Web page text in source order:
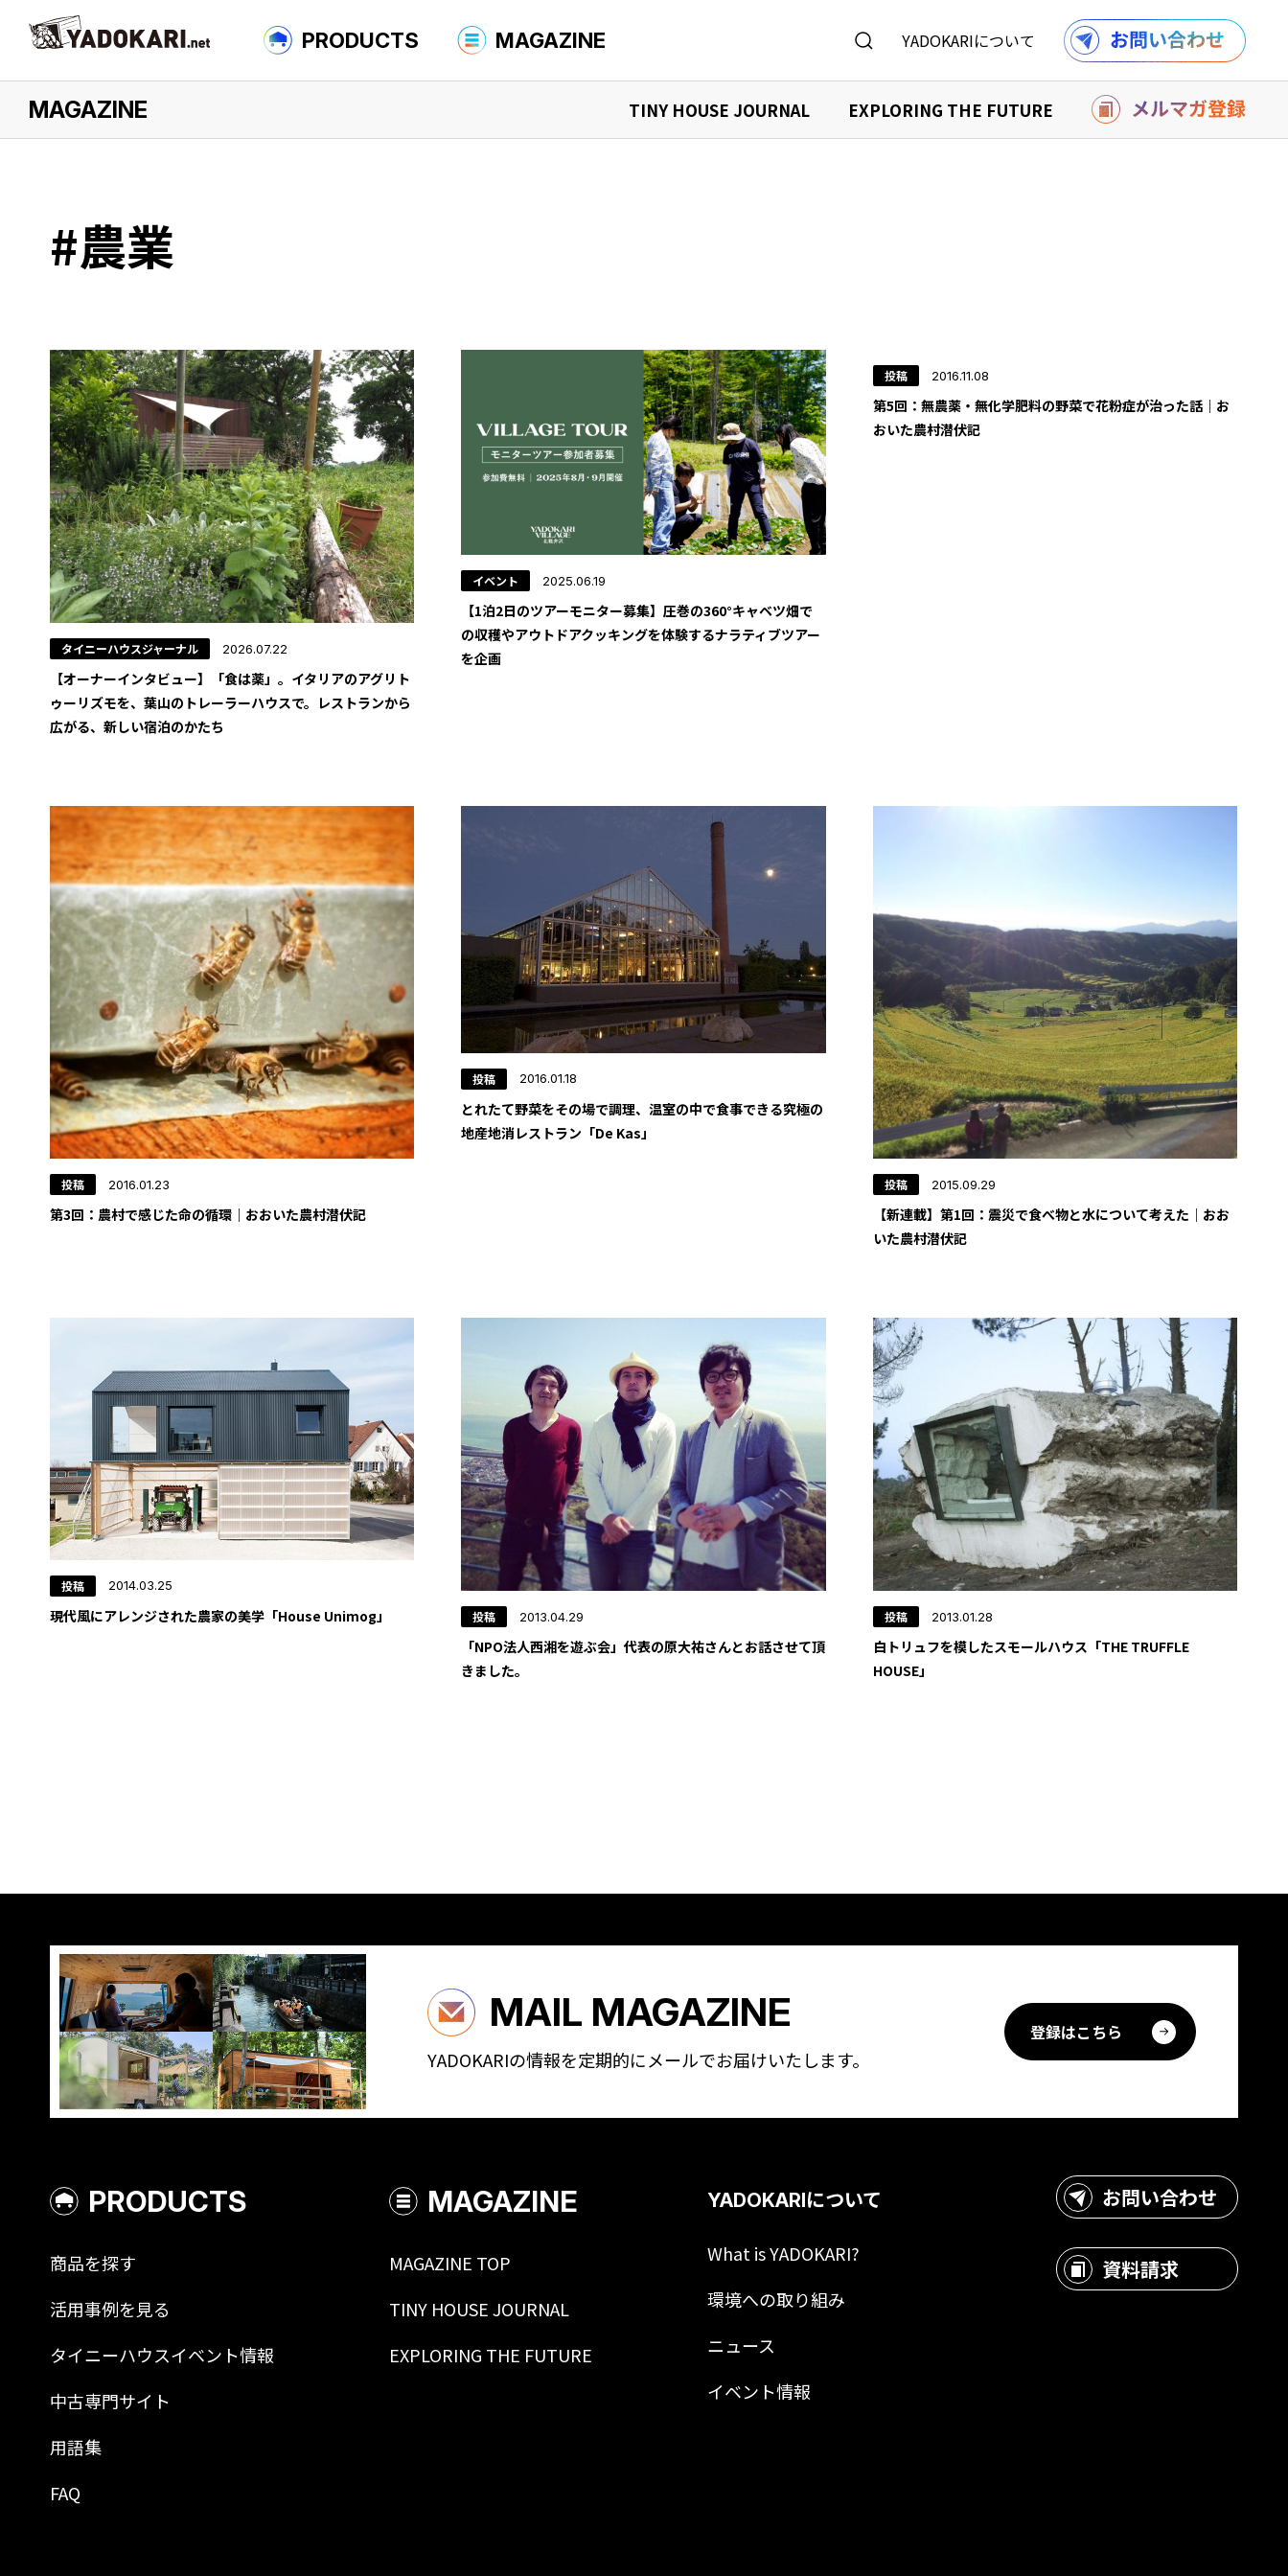
PRODUCTS MAGAZINE YADOKARIについて
MAGAZINE TINY HOUSE JOURNAL EXPLORING THE FUTURE
#農業
タイニーハウスジャーナル 2026.07.22
【オーナーインタビュー】「食は薬」。イタリアのアグリト
ゥーリズモを、葉山のトレーラーハウスで。レストランから
広がる、新しい宿泊のかたち
イベント 2025.06.19
【1泊2日のツアーモニター募集】圧巻の360°キャベツ畑で
の収穫やアウトドアクッキングを体験するナラティブツアー
を企画
投稿 2016.11.08
第5回：無農薬・無化学肥料の野菜で花粉症が治った話｜お
おいた農村潜伏記
投稿 2016.01.23
第3回：農村で感じた命の循環｜おおいた農村潜伏記
投稿 2016.01.18
とれたて野菜をその場で調理、温室の中で食事できる究極の
地産地消レストラン「De Kas」
投稿 2015.09.29
【新連載】第1回：震災で食べ物と水について考えた｜おお
いた農村潜伏記
投稿 2014.03.25
現代風にアレンジされた農家の美学「House Unimog」 投稿 2013.04.29
「NPO法人西湘を遊ぶ会」代表の原大祐さんとお話させて頂
きました。
投稿 2013.01.28
白トリュフを模したスモールハウス「THE TRUFFLE
HOUSE」
MAIL MAGAZINE
YADOKARIの情報を定期的にメールでお届けいたします。
登録はこちら
PRODUCTS
商品を探す
活用事例を見る
タイニーハウスイベント情報
中古専門サイト
用語集
FAQ
MAGAZINE
MAGAZINE TOP
TINY HOUSE JOURNAL
EXPLORING THE FUTURE
YADOKARIについて
What is YADOKARI?
環境への取り組み
ニュース
イベント情報
お問い合わせ
資料請求
商品を探す 商品検索
宿泊施設での事例
事務所での事例
イベントでの事例
︎用語集
︎FAQ ︎中古専門サイト
EXPLORING THE FUTURE
未来探求
記事一覧へ
CORE SESSIONS
Life is Beautiful
世界を変える、〇〇
未来暮らし方会議
YADOKARIの自由研究
YADOKARIについて